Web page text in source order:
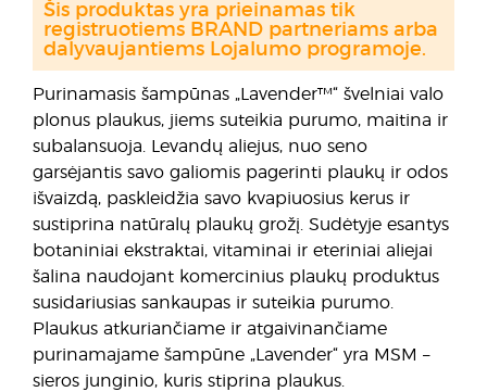
Purinamasis šampūnas „Lavender™“ švelniai valo
plonus plaukus, jiems suteikia purumo, maitina ir
subalansuoja. Levandų aliejus, nuo seno
garsėjantis savo galiomis pagerinti plaukų ir odos
išvaizdą, paskleidžia savo kvapiuosius kerus ir
sustiprina natūralų plaukų grožį. Sudėtyje esantys
botaniniai ekstraktai, vitaminai ir eteriniai aliejai
šalina naudojant komercinius plaukų produktus
susidariusias sankaupas ir suteikia purumo.
Plaukus atkuriančiame ir atgaivinančiame
purinamajame šampūne „Lavender“ yra MSM –
sieros junginio, kuris stiprina plaukus.
Šis produktas yra prieinamas tik
registruotiems BRAND partneriams arba
dalyvaujantiems Lojalumo programoje.